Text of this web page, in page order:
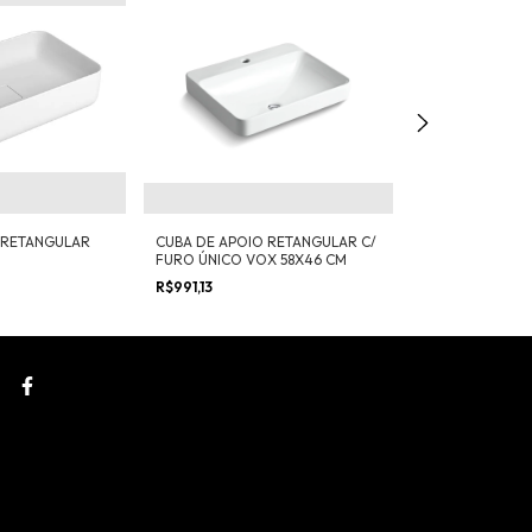
CUBA DE APOIO RETANGULAR C/
FURO ÚNICO VOX 58X46 CM
R$991,13